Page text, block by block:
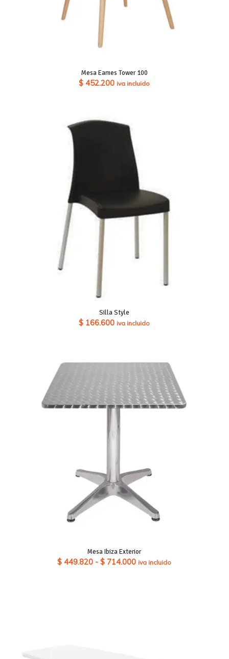
Mesa Eames Tower 100
$ 452.200 iva incluido
Silla Style
$ 166.600 iva incluido
Mesa Ibiza Exterior
$ 449.820 - $ 714.000Rango
iva incluido